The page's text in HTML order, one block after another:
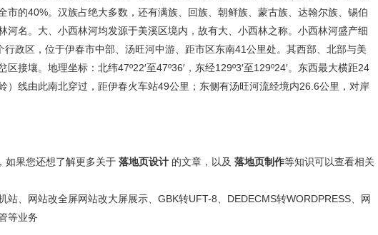
市的40%。汉族占绝大多数，还有满族、回族、朝鲜族、蒙古族、达翰尔族、锡伯
河名。大、小西林河均发源于美溪区境内，故有大、小西林之称。小西林河盛产细
政区，位于伊春市中部、汤旺河中游、距市区东南41公里处。其西部、北部与美
接壤。地理坐标：北纬47º22′至47º36′，东经129º3′至129º24′。东西最大横距24
）线由此南北穿过，距伊春火车站49公里；东侧有汤旺河流经境内26.6公里，对岸
如果您还想了解更多关于落地页设计 的文章，以及落地页制作等知识可以查看相关
、网站改全屏网站改大屏展示、GBK转UFT-8、DEDECMS转WORDPRESS、网
等业务